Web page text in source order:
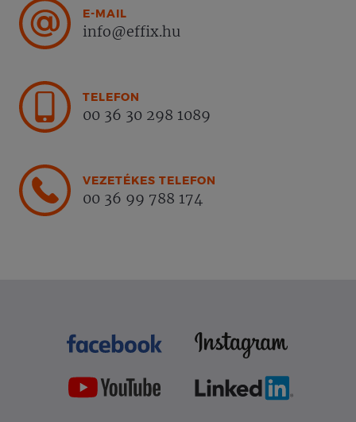
E-MAIL
info@effix.hu
TELEFON
00 36 30 298 1089
VEZETÉKES TELEFON
00 36 99 788 174